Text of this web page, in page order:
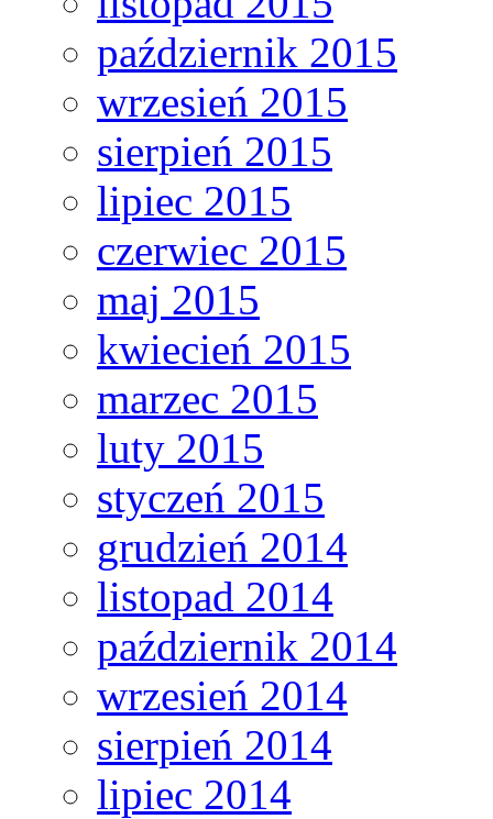
październik 2015
wrzesień 2015
sierpień 2015
lipiec 2015
czerwiec 2015
maj 2015
kwiecień 2015
marzec 2015
luty 2015
styczeń 2015
grudzień 2014
listopad 2014
październik 2014
wrzesień 2014
sierpień 2014
lipiec 2014